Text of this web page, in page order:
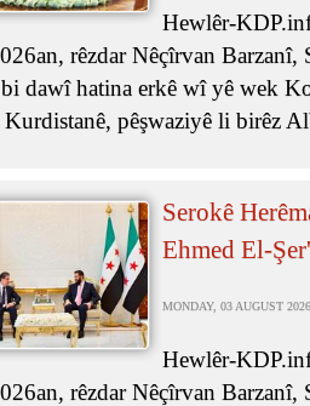
Hewlêr-
rêzdar Nêçîrvan Barzanî,
dawî hatina erkê wî yê wek
Kurdistanê, pêşwaziyê li birêz
Serokê
Ehmed El-
MONDAY, 03 AUGUST
Hewlêr-
rêzdar Nêçîrvan Barzanî,